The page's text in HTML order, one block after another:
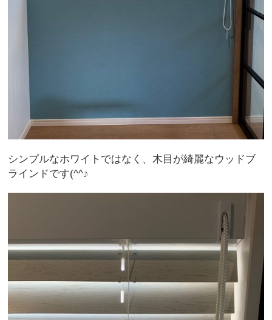
シンプルなホワイトではなく、木目が綺麗なウッドブ
ラインドです(^^♪